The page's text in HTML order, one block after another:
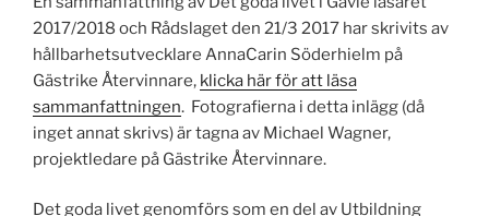
2017/2018 och Rådslaget den 21/3 2017 har skrivits av
hållbarhetsutvecklare AnnaCarin Söderhielm på
Gästrike Återvinnare, klicka här för att läsa
sammanfattningen. Fotografierna i detta inlägg (då
inget annat skrivs) är tagna av Michael Wagner,
projektledare på Gästrike Återvinnare.
Det goda livet genomförs som en del av Utbildning